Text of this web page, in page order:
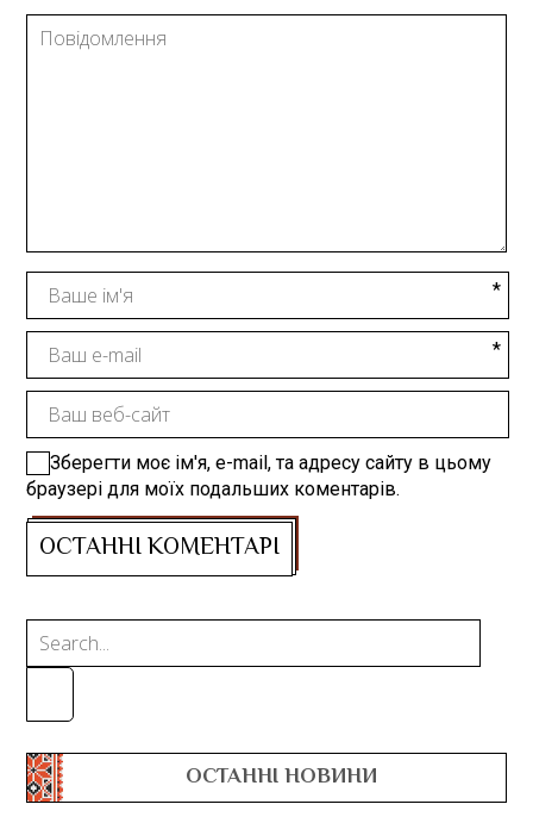
Зберегти моє ім'я, e-mail, та адресу сайту в цьому
браузері для моїх подальших коментарів.
ОСТАННІ НОВИНИ